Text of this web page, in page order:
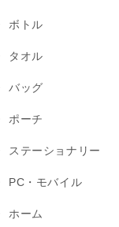
ボトル
タオル
バッグ
ポーチ
ステーショナリー
PC・モバイル
ホーム